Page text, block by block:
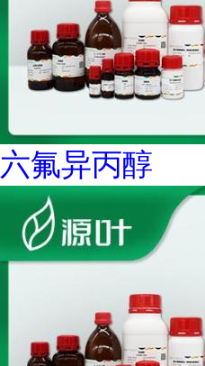
六氟异丙醇